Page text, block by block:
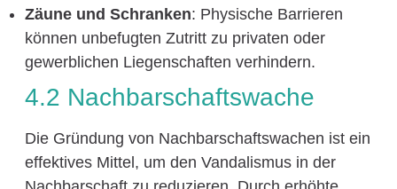
Zäune und Schranken: Physische Barrieren
können unbefugten Zutritt zu privaten oder
gewerblichen Liegenschaften verhindern.
4.2 Nachbarschaftswache
Die Gründung von Nachbarschaftswachen ist ein
effektives Mittel, um den Vandalismus in der